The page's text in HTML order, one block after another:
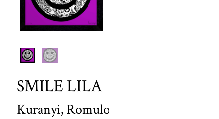
SMILE LILA
Kuranyi, Romulo